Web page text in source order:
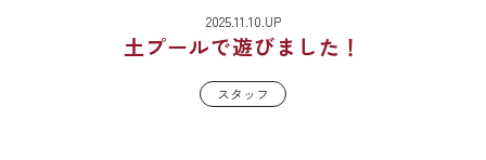
2025.11.10.UP
土プールで遊びました！
スタッフ